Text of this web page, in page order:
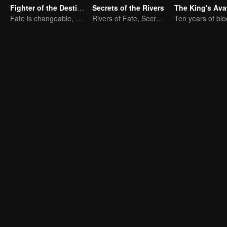
Fighter of the Destiny SS1
Fate is changeable, change one's fate against heaven
Secrets of the Rivers
Rivers of Fate, Secrets of the Cycle
The King's